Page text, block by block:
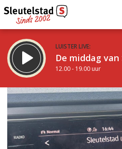
LUISTER LIVE:
De middag
12.00 - 19.00 uur
STRAKS:
De avond van Sleutelstad
19.00 - 22.00 uur
Vorig uur
uur 1 van